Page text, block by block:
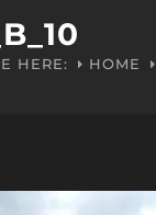
HERE: HOME